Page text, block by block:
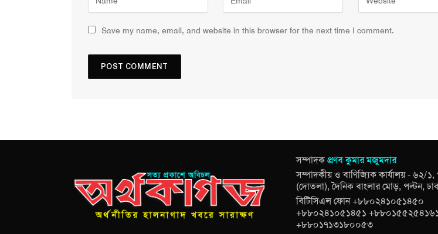
Save my name, email, and website in this browser for the next time I comment.
সম্পাদকপ্রণব কুমার মজুমদার
সম্পাদকীয় ও বাণিজ্যিক কার্যালয় - ৬২/১,
(দোতলা), দৈনিক বাংলার মোড়, পল্টন,
বিটিসিএল ফোন +৮৮০২৪১০৫১৪৫০
+৮৮০২৪১০৫১৪৫১
+৮৮০১৭১৩১৮০০৫৩